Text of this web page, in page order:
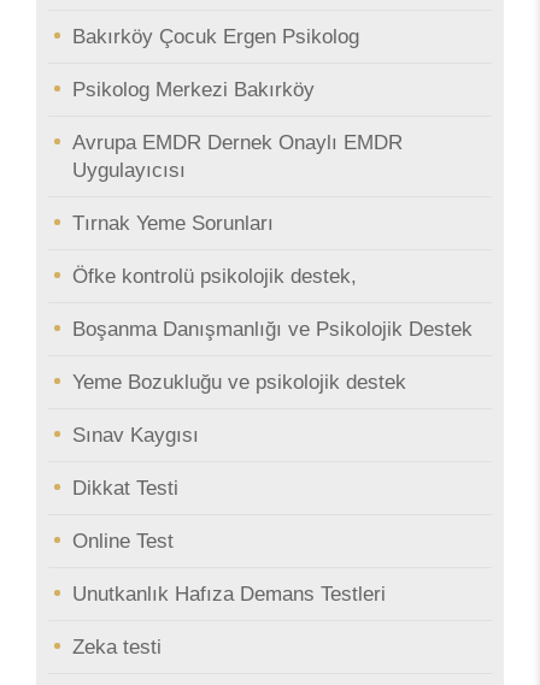
Bakırköy Çocuk Ergen Psikolog
Psikolog Merkezi Bakırköy
Avrupa EMDR Dernek Onaylı EMDR
Uygulayıcısı
Tırnak Yeme Sorunları
Öfke kontrolü psikolojik destek,
Boşanma Danışmanlığı ve Psikolojik Destek
Yeme Bozukluğu ve psikolojik destek
Sınav Kaygısı
Dikkat Testi
Online Test
Unutkanlık Hafıza Demans Testleri
Zeka testi